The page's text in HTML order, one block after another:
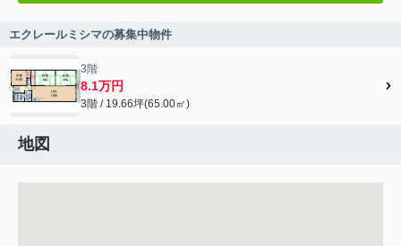
エクレールミシマの募集中物件
3階
8.1万円
3階 / 19.66坪(65.00㎡)
地図